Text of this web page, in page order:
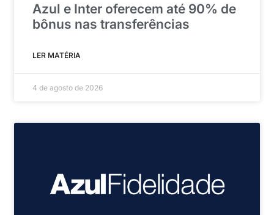
Azul e Inter oferecem até 90% de
bônus nas transferências
LER MATÉRIA
4 de agosto de 2026